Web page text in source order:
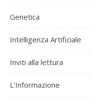
Genetica
Intelligenza Artificiale
Inviti alla lettura
L'Informazione